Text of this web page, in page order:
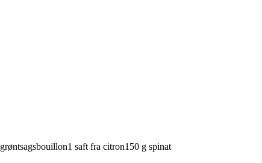
grøntsagsbouillon1 saft fra citron150 g spinat